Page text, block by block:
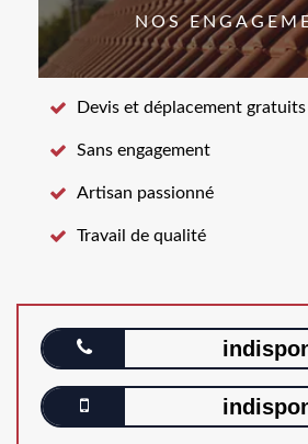
NOS
Devis et déplacement gratuits
Sans engagement
Artisan passionné
Travail de qualité